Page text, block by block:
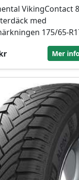
VikingContact
med
175/65-
Mer info